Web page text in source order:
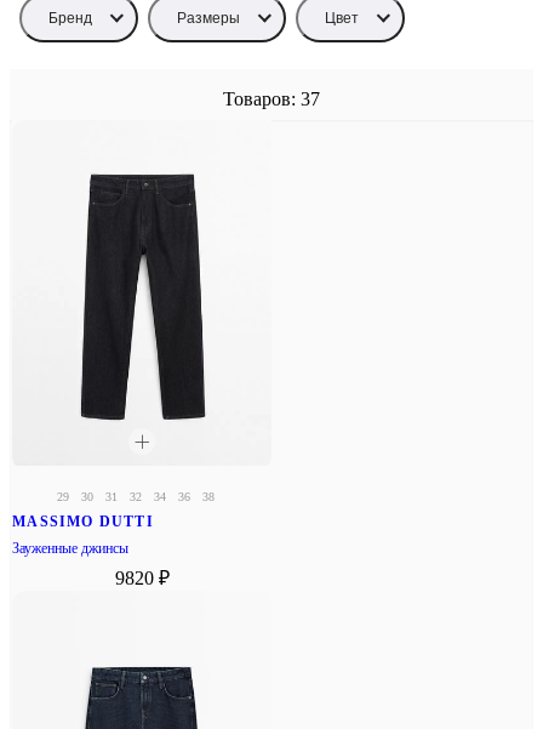
Бренд Размеры Цвет
Товаров: 37
29 30 31 32 34 36 38
MASSIMO DUTTI
Зауженные джинсы
9820 ₽